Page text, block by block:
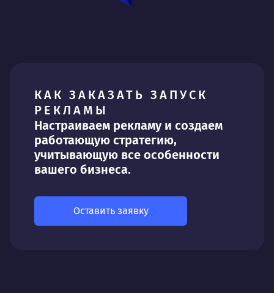
КАК ЗАКАЗАТЬ ЗАПУСК
РЕКЛАМЫ
Настраиваем рекламу и создаем
работающую стратегию,
учитывающую все особенности
вашего бизнеса.
Оставить заявку